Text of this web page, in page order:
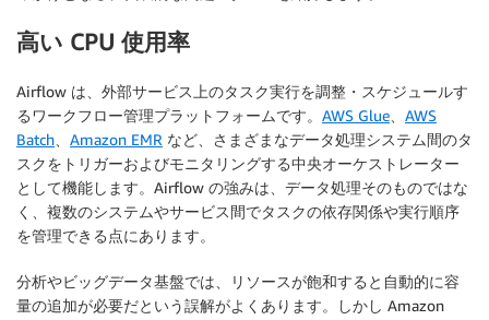
高い CPU 使用率
Airflow は、外部サービス上のタスク実行を調整・スケジュールす
るワークフロー管理プラットフォームです。 AWS Glue
AWS
Batch
Amazon EMR など、さまざまなデータ処理システム間のタ
スクをトリガーおよびモニタリングする中央オーケストレーター
として機能します。Airflow の強みは、データ処理そのものではな
く、複数のシステムやサービス間でタスクの依存関係や実行順序
を管理できる点にあります。
分析やビッグデータ基盤では、リソースが飽和すると自動的に容
量の追加が必要だという誤解がよくあります。しかし Amazon